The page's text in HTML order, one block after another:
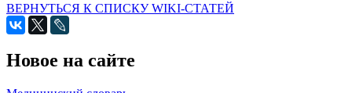
ВЕРНУТЬСЯ К СПИСКУ WIKI-СТАТЕЙ
Новое на сайте